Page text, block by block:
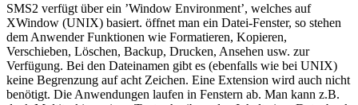
SMS2 verfügt über ein ’Window Environment’, welches auf
XWindow (UNIX) basiert. öffnet man ein Datei-Fenster, so stehen
dem Anwender Funktionen wie Formatieren, Kopieren,
Verschieben, Löschen, Backup, Drucken, Ansehen usw. zur
Verfügung. Bei den Dateinamen gibt es (ebenfalls wie bei UNIX)
keine Begrenzung auf acht Zeichen. Eine Extension wird auch nicht
benötigt. Die Anwendungen laufen in Fenstern ab. Man kann z.B.